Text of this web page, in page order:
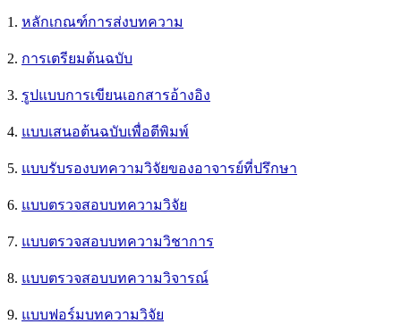
1. หลักเกณฑ์การส่งบทความ
2. การเตรียมต้นฉบับ
3. รูปแบบการเขียนเอกสารอ้างอิง
4. แบบเสนอต้นฉบับเพื่อตีพิมพ์
5. แบบรับรองบทความวิจัยของอาจารย์ที่ปรึกษา
6. แบบตรวจสอบบทความวิจัย
7. แบบตรวจสอบบทความวิชาการ
8. แบบตรวจสอบบทความวิจารณ์
9. แบบฟอร์มบทความวิจัย